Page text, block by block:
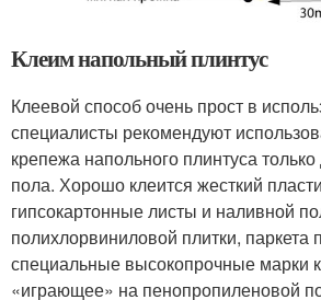
Клеим напольный плинтус
Клеевой способ очень прост в
специалисты рекомендуют
крепежа напольного плинтуса
пола. Хорошо клеится жесткий
гипсокартонные листы и наливной
полихлорвиниловой плитки, паркета
специальные высокопрочные марки
«играющее» на пенопропиленовой